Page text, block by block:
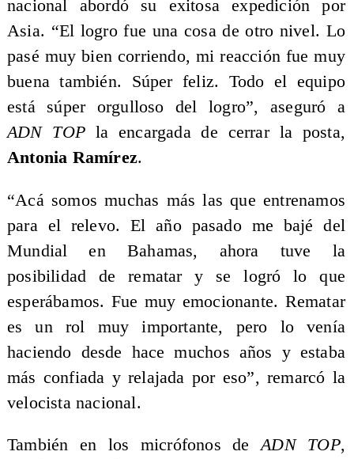
nacional abordó su exitosa expedición por
Asia. “El logro fue una cosa de otro nivel. Lo
pasé muy bien corriendo, mi reacción fue muy
buena también. Súper feliz. Todo el equipo
está súper orgulloso del logro”, aseguró a
ADN TOPla encargada de cerrar la posta,
Antonia Ramírez.
“Acá somos muchas más las que entrenamos
para el relevo. El año pasado me bajé del
Mundial en Bahamas, ahora tuve la
posibilidad de rematar y se logró lo que
esperábamos. Fue muy emocionante. Rematar
es un rol muy importante, pero lo venía
haciendo desde hace muchos años y estaba
más confiada y relajada por eso”, remarcó la
velocista nacional.
También en los micrófonos deADN TOP,